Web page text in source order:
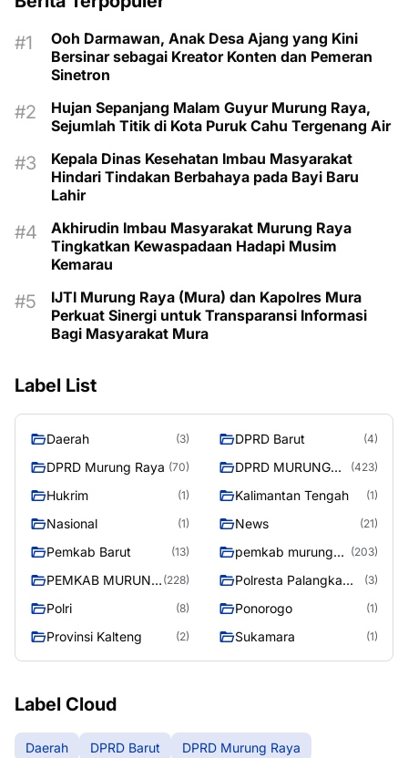
Ooh Darmawan, Anak Desa Ajang yang Kini
Bersinar sebagai Kreator Konten dan Pemeran
Sinetron
Hujan Sepanjang Malam Guyur Murung Raya,
Sejumlah Titik di Kota Puruk Cahu Tergenang Air
Kepala Dinas Kesehatan Imbau Masyarakat
Hindari Tindakan Berbahaya pada Bayi Baru
Lahir
Akhirudin Imbau Masyarakat Murung Raya
Tingkatkan Kewaspadaan Hadapi Musim
Kemarau
IJTI Murung Raya (Mura) dan Kapolres Mura
Perkuat Sinergi untuk Transparansi Informasi
Bagi Masyarakat Mura
Label List
Daerah (3) DPRD Barut (4)
DPRD Murung Raya (70)
DPRD MURUNG
(423)
Hukrim (1) Kalimantan Tengah (1)
Nasional (1) News (21)
Pemkab Barut (13)
pemkab murung
(203)
PEMKAB MURUNG (228)
Polresta Palangka
(3)
Polri (8) Ponorogo (1)
Provinsi Kalteng (2) Sukamara (1)
Label Cloud
Daerah DPRD Barut
DPRD Murung Raya